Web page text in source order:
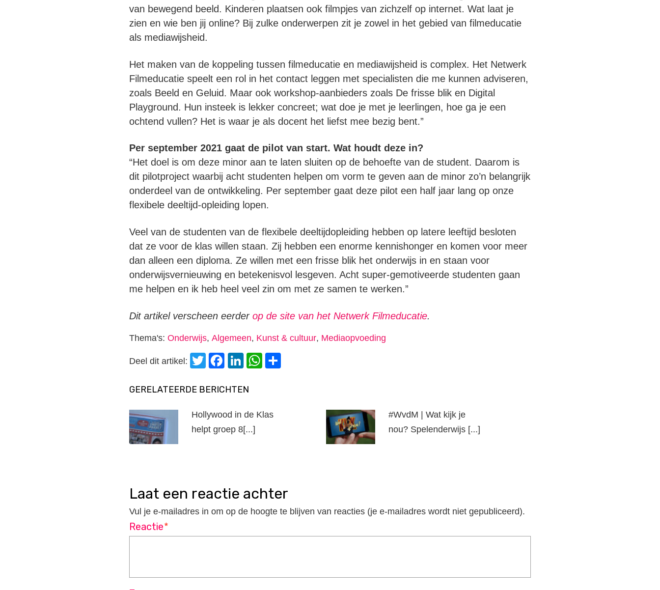
van bewegend beeld. Kinderen plaatsen ook filmpjes van zichzelf op internet. Wat laat je
zien en wie ben jij online? Bij zulke onderwerpen zit je zowel in het gebied van filmeducatie
als mediawijsheid.
Het maken van de koppeling tussen filmeducatie en mediawijsheid is complex. Het Netwerk
Filmeducatie speelt een rol in het contact leggen met specialisten die me kunnen adviseren,
zoals Beeld en Geluid. Maar ook workshop-aanbieders zoals De frisse blik en Digital
Playground. Hun insteek is lekker concreet; wat doe je met je leerlingen, hoe ga je een
ochtend vullen? Het is waar je als docent het liefst mee bezig bent.”
Per september 2021 gaat de pilot van start. Wat houdt deze in?
“Het doel is om deze minor aan te laten sluiten op de behoefte van de student. Daarom is
dit pilotproject waarbij acht studenten helpen om vorm te geven aan de minor zo’n belangrijk
onderdeel van de ontwikkeling. Per september gaat deze pilot een half jaar lang op onze
flexibele deeltijd-opleiding lopen.
Veel van de studenten van de flexibele deeltijdopleiding hebben op latere leeftijd besloten
dat ze voor de klas willen staan. Zij hebben een enorme kennishonger en komen voor meer
dan alleen een diploma. Ze willen met een frisse blik het onderwijs in en staan voor
onderwijsvernieuwing en betekenisvol lesgeven. Acht super-gemotiveerde studenten gaan
me helpen en ik heb heel veel zin om met ze samen te werken.”
Dit artikel verscheen eerder op de site van het Netwerk Filmeducatie.
Thema's: Onderwijs, Algemeen, Kunst & cultuur, Mediaopvoeding
Deel dit artikel: Twitter
Facebook
LinkedIn
WhatsApp
GERELATEERDE BERICHTEN
Hollywood in de Klas
helpt groep 8[...]
#WvdM | Wat kijk je
nou? Spelenderwijs [...]
laat een reactie achter
Vul je e-mailadres in om op de hoogte te blijven van reacties (je e-mailadres wordt niet gepubliceerd).
Reactie*